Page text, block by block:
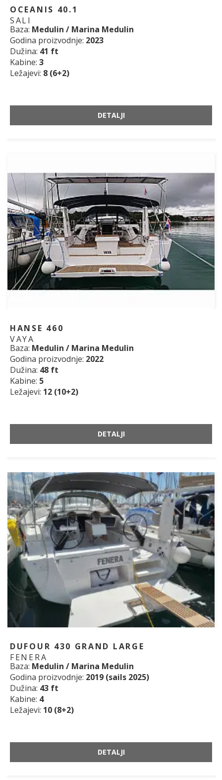
OCEANIS 40.1
SALI
Baza: Medulin / Marina Medulin
Godina proizvodnje: 2023
Dužina: 41 ft
Kabine: 3
Ležajevi: 8 (6+2)
DETALJI
HANSE 460
VAYA
Baza: Medulin / Marina Medulin
Godina proizvodnje: 2022
Dužina: 48 ft
Kabine: 5
Ležajevi: 12 (10+2)
DETALJI
DUFOUR 430 GRAND LARGE
FENERA
Baza: Medulin / Marina Medulin
Godina proizvodnje: 2019 (sails 2025)
Dužina: 43 ft
Kabine: 4
Ležajevi: 10 (8+2)
DETALJI